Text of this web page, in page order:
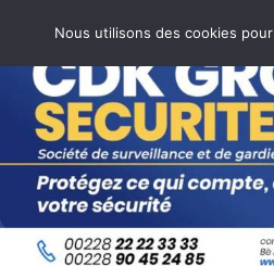
Nous utilisons des cookies